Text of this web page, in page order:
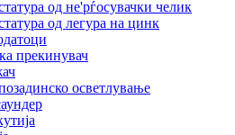
од не'рѓосувачки челик
од легура на цинк
прекинувач
осветлување